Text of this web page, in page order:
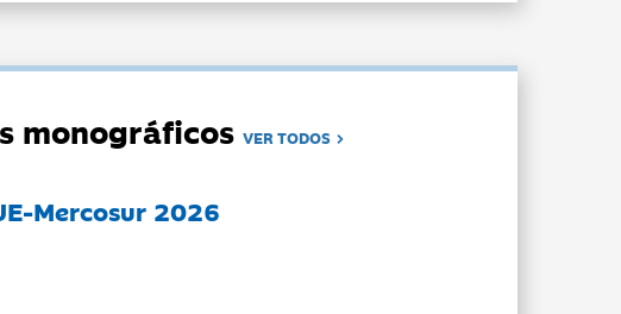
monográficosVER TODOS
Mercosur 2026